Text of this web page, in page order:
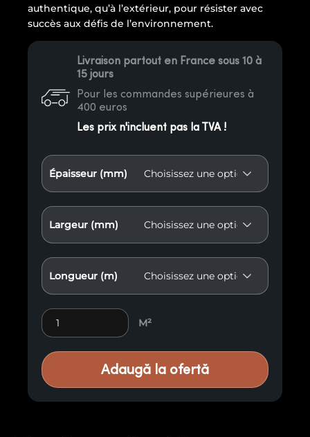
authentique, qu’à l’extérieur, pour résister avec
succès aux défis de l’environnement.
Livraison partout en France sous 10 à
15 jours
Pour les commandes supérieures à
400 euros
Les prix n'incluent pas la TVA !
Épaisseur (mm)
Largeur (mm)
Longueur (m)
Lambris Premium M32 quantity
M²
Adaugă la ofertă